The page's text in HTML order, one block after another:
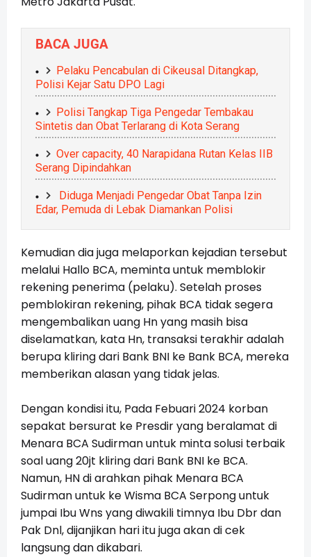
BACA JUGA
Pelaku Pencabulan di Cikeusal Ditangkap,
Polisi Kejar Satu DPO Lagi
Polisi Tangkap Tiga Pengedar Tembakau
Sintetis dan Obat Terlarang di Kota Serang
Over capacity, 40 Narapidana Rutan Kelas IIB
Serang Dipindahkan
Diduga Menjadi Pengedar Obat Tanpa Izin
Edar, Pemuda di Lebak Diamankan Polisi
Kemudian dia juga melaporkan kejadian tersebut
melalui Hallo BCA, meminta untuk memblokir
rekening penerima (pelaku). Setelah proses
pemblokiran rekening, pihak BCA tidak segera
mengembalikan uang Hn yang masih bisa
diselamatkan, kata Hn, transaksi terakhir adalah
berupa kliring dari Bank BNI ke Bank BCA, mereka
memberikan alasan yang tidak jelas.
Dengan kondisi itu, Pada Febuari 2024 korban
sepakat bersurat ke Presdir yang beralamat di
Menara BCA Sudirman untuk minta solusi terbaik
soal uang 20jt kliring dari Bank BNI ke BCA.
Namun, HN di arahkan pihak Menara BCA
Sudirman untuk ke Wisma BCA Serpong untuk
jumpai Ibu Wns yang diwakili timnya Ibu Dbr dan
Pak Dnl, dijanjikan hari itu juga akan di cek
langsung dan dikabari.